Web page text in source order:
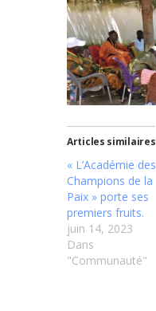
Articles similaires
« L’Académie des
Champions de la
Paix » porte ses
premiers fruits.
juin 14, 2023
Dans
"Communauté"